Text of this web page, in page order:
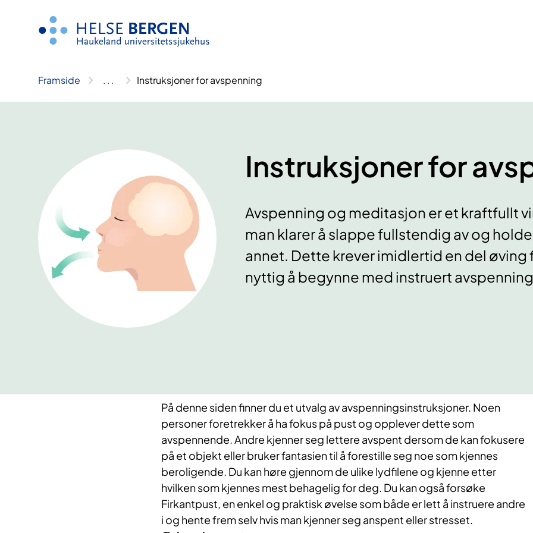
Framside .. . Instruksjoner for avspenning
Instruksjoner for
Avspenning og meditasjon er et kraftfullt
man klarer å slappe fullstendig av og
annet. Dette krever imidlertid en del
nyttig å begynne med instruert
På denne siden finner du et utvalg av avspenningsinstruksjoner. Noen
personer foretrekker å ha fokus på pust og opplever dette som
avspennende. Andre kjenner seg lettere avspent dersom de kan fokusere
på et objekt eller bruker fantasien til å forestille seg noe som kjennes
beroligende. Du kan høre gjennom de ulike lydfilene og kjenne etter
hvilken som kjennes mest behagelig for deg. Du kan også forsøke
Firkantpust, en enkel og praktisk øvelse som både er lett å instruere andre
i og hente frem selv hvis man kjenner seg anspent eller stresset.